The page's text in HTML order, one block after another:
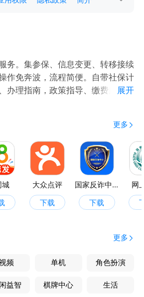
务。集参保、信息变更、转移接续
作免奔波，流程简便。自带社保计
办理指南，政策指导、缴费服务与
展开
更多
城 大众点评
下载
国家反诈中心
下载
网
更多
频 单机 角色扮演
益智 棋牌中心 生活